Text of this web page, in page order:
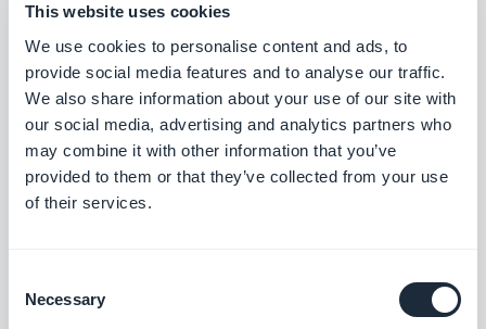
This website uses cookies
We use cookies to personalise content and ads, to
provide social media features and to analyse our traffic.
We also share information about your use of our site with
our social media, advertising and analytics partners who
may combine it with other information that you’ve
provided to them or that they’ve collected from your use
of their services.
Selection
Necessary
Perché abbiamo messo tanta fiducia nei dirigenti,
esperti, medici ed altre persone che ricoprono alte
posizioni? Perché sono rispettati, credibili, hanno
fidarci delle persone che ricoprono posizioni di